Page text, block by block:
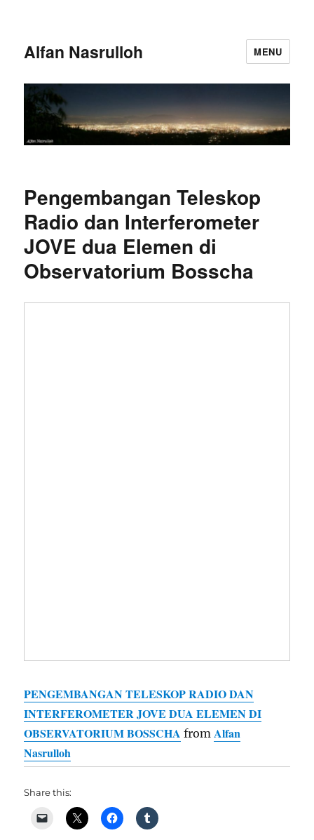
Alfan Nasrulloh MENU
Pengembangan Teleskop
Radio dan Interferometer
JOVE dua Elemen di
Observatorium Bosscha
PENGEMBANGAN TELESKOP RADIO DAN
INTERFEROMETER JOVE DUA ELEMEN DI
OBSERVATORIUM BOSSCHA fromAlfan
Nasrulloh
Share this: